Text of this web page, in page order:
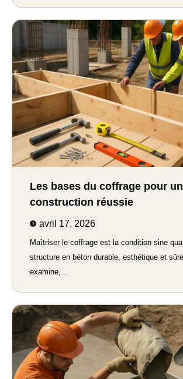
Les bases du coffrage pour
construction réussie
avril 17, 2026
Maîtriser le coffrage est la condition sine qua
structure en béton durable, esthétique et
examine,...